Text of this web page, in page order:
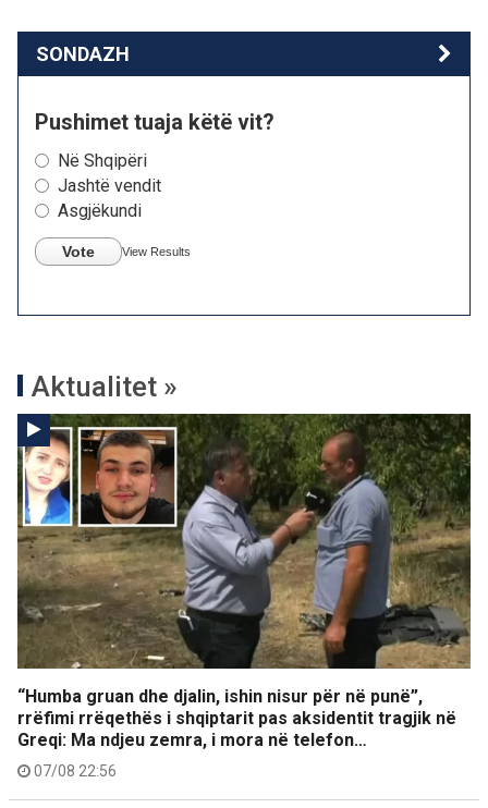
SONDAZH
Pushimet tuaja këtë vit?
Në Shqipëri
Jashtë vendit
Asgjëkundi
Vote View Results
Aktualitet »
“Humba gruan dhe djalin, ishin nisur për në punë”,
rrëfimi rrëqethës i shqiptarit pas aksidentit tragjik në
Greqi: Ma ndjeu zemra, i mora në telefon…
07/08 22:56